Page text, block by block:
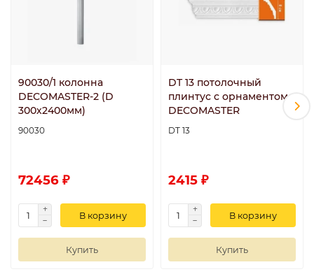
90030/1 колонна
DECOMASTER-2 (D
300х2400мм)
90030
72456 ₽
В корзину
Купить
DT 13 потолочный
плинтус с орнаментом
DECOMASTER
DT 13
2415 ₽
В корзину
Купить